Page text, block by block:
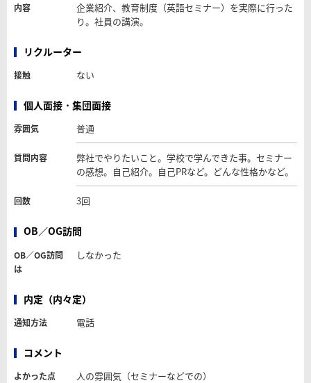
内容
企業紹介、教育制度（英語セミナー）を実際に行った
り。社員の講演。
リクルーター
接触 ない
個人面接・集団面接
雰囲気 普通
質問内容
弊社でやりたいこと。学校で学んできた事。セミナー
の感想。自己紹介。自己PRなど。どんな性格かなど。
回数 3回
OB／OG訪問
OB／OG訪問
は
しなかった
内定（内々定）
通知方法 電話
コメント
よかった点 人の雰囲気（セミナーなどでの）